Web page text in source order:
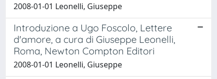
2008-01-01 Leonelli, Giuseppe
Introduzione a Ugo Foscolo, Lettere
d'amore, a cura di Giuseppe Leonelli,
Roma, Newton Compton Editori
2008-01-01 Leonelli, Giuseppe